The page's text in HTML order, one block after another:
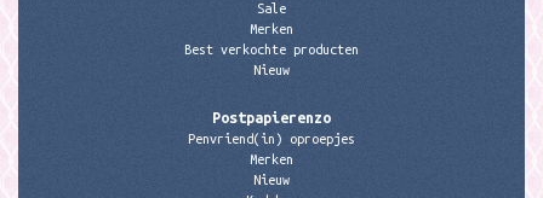
Sale
Merken
Best verkochte producten
Nieuw
Postpapierenzo
Penvriend(in) oproepjes
Merken
Nieuw